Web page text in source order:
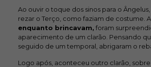
Ao ouvir o toque dos sinos para o
rezar o Terço, como faziam de costume. A
enquanto brincavam, foram
aparecimento de um clarão. Pensando
seguido de um temporal, abrigaram o
Logo após, aconteceu outro clarão, sobre